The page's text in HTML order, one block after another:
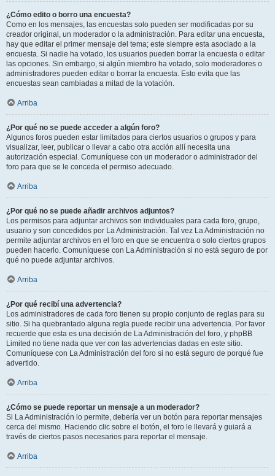
¿Cómo edito o borro una encuesta?
Como en los mensajes, las encuestas solo pueden ser modificadas por su
creador original, un moderador o la administración. Para editar una encuesta,
hay que editar el primer mensaje del tema; este siempre esta asociado a la
encuesta. Si nadie ha votado, los usuarios pueden borrar la encuesta o editar
las opciones. Sin embargo, si algún miembro ha votado, solo moderadores o
administradores pueden editar o borrar la encuesta. Esto evita que las
encuestas sean cambiadas a mitad de la votación.
Arriba
¿Por qué no se puede acceder a algún foro?
Algunos foros pueden estar limitados para ciertos usuarios o grupos y para
visualizar, leer, publicar o llevar a cabo otra acción allí necesita una
autorización especial. Comuníquese con un moderador o administrador del
foro para que se le conceda el permiso adecuado.
Arriba
¿Por qué no se puede añadir archivos adjuntos?
Los permisos para adjuntar archivos son individuales para cada foro, grupo,
usuario y son concedidos por La Administración. Tal vez La Administración no
permite adjuntar archivos en el foro en que se encuentra o solo ciertos grupos
pueden hacerlo. Comuníquese con La Administración si no está seguro de por
qué no puede adjuntar archivos.
Arriba
¿Por qué recibí una advertencia?
Los administradores de cada foro tienen su propio conjunto de reglas para su
sitio. Si ha quebrantado alguna regla puede recibir una advertencia. Por favor
recuerde que esta es una decisión de La Administración del foro, y phpBB
Limited no tiene nada que ver con las advertencias dadas en este sitio.
Comuníquese con La Administración del foro si no está seguro de porqué fue
advertido.
Arriba
¿Cómo se puede reportar un mensaje a un moderador?
Si La Administración lo permite, debería ver un botón para reportar mensajes
cerca del mismo. Haciendo clic sobre el botón, el foro le llevará y guiará a
través de ciertos pasos necesarios para reportar el mensaje.
Arriba